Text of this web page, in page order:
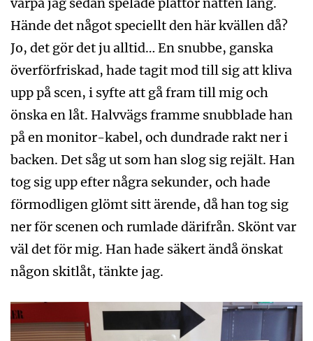
Hände det något speciellt den här kvällen då?
Jo, det gör det ju alltid… En snubbe, ganska
överförfriskad, hade tagit mod till sig att kliva
upp på scen, i syfte att gå fram till mig och
önska en låt. Halvvägs framme snubblade han
på en monitor-kabel, och dundrade rakt ner i
backen. Det såg ut som han slog sig rejält. Han
tog sig upp efter några sekunder, och hade
förmodligen glömt sitt ärende, då han tog sig
ner för scenen och rumlade därifrån. Skönt var
väl det för mig. Han hade säkert ändå önskat
någon skitlåt, tänkte jag.